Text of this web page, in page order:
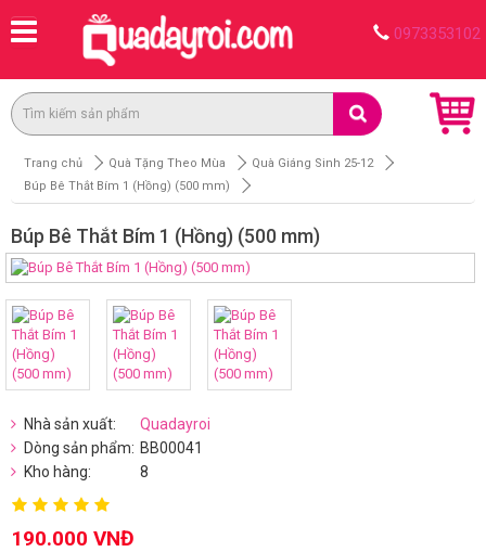
0973353102
Trang chủ Quà Tặng Theo Mùa
Quà Giáng Sinh 25-12
Búp Bê Thắt Bím 1 (Hồng) (500 mm)
Búp Bê Thắt Bím 1 (Hồng) (500 mm)
Nhà sản xuất:
Quadayroi
Dòng sản phẩm: BB00041
Kho hàng:
8
190.000 VNĐ